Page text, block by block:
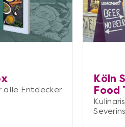
alle Entdecker
Köln
Food